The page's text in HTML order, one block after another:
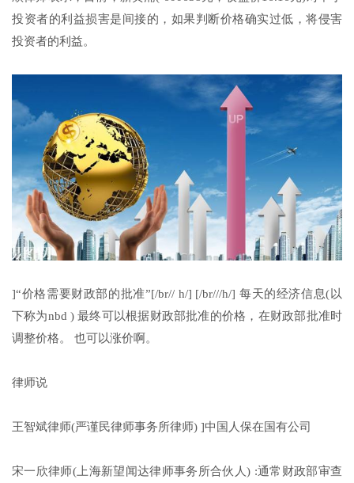
投资者的利益损害是间接的，如果判断价格确实过低，将侵害
投资者的利益。
]“价格需要财政部的批准”[/br// h/] [/br///h/] 每天的经济信息(以
下称为nbd ) 最终可以根据财政部批准的价格，在财政部批准时
调整价格。 也可以涨价啊。
律师说
王智斌律师(严谨民律师事务所律师) ]中国人保在国有公司
宋一欣律师(上海新望闻达律师事务所合伙人) :通常财政部审查